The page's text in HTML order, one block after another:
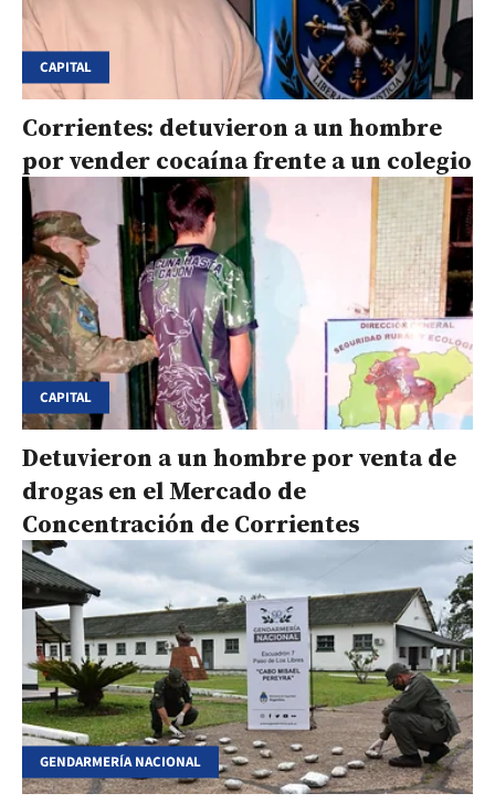
CAPITAL
Corrientes: detuvieron a un hombre
por vender cocaína frente a un colegio
CAPITAL
Detuvieron a un hombre por venta de
drogas en el Mercado de
Concentración de Corrientes
GENDARMERÍA NACIONAL